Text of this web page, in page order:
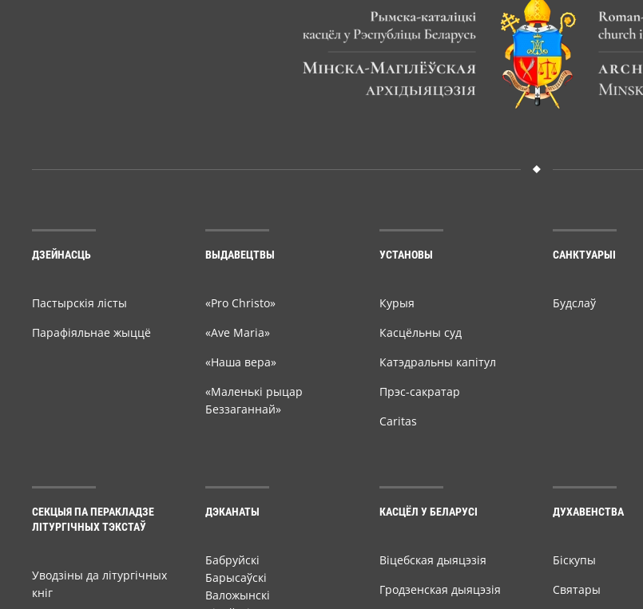
ДЗЕЙНАСЦЬ
Пастырскія лісты
Парафіяльнае жыццё
ВЫДАВЕЦТВЫ
«Pro Christo»
«Ave Maria»
«Наша вера»
«Маленькі рыцар
Беззаганнай»
УСТАНОВЫ
Курыя
Касцёльны суд
Катэдральны капітул
Прэс-сакратар
Caritas
САНКТУАРЫІ
Будслаў
СЕКЦЫЯ ПА ПЕРАКЛАДЗЕ
ЛІТУРГІЧНЫХ ТЭКСТАЎ
Уводзіны да літургічных
кніг
ДЭКАНАТЫ
Бабруйскі
Барысаўскі
Валожынскі
КАСЦЁЛ У БЕЛАРУСІ
Віцебская дыяцэзія
Гродзенская дыяцэзія
ДУХАВЕНСТВА
Біскупы
Святары